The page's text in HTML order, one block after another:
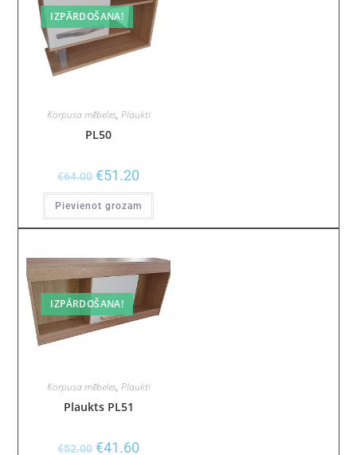
IZPĀRDOŠANA!
Korpusa mēbeles, Plaukti
PL50
€64.00 €51.20
Pievienot grozam
IZPĀRDOŠANA!
Korpusa mēbeles, Plaukti
Plaukts PL51
€52.00 €41.60